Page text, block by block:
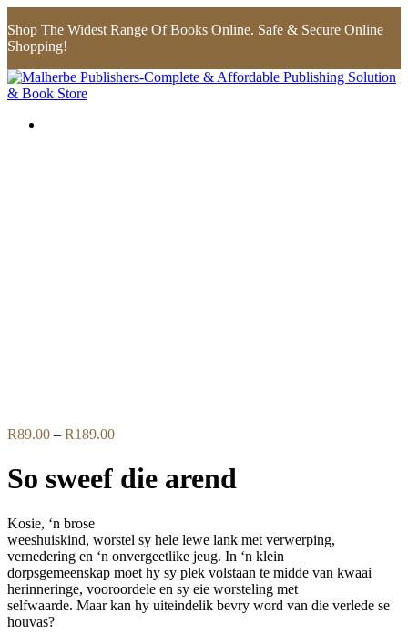
Shop The Widest Range Of Books Online. Safe & Secure Online
Shopping!
R89.00 – R189.00Price
R89.00
through
So sweef die arend
Kosie, ‘n brose
weeshuiskind, worstel sy hele lewe lank met verwerping,
vernedering en ‘n onvergeetlike jeug. In ‘n klein
dorpsgemeenskap moet hy sy plek volstaan te midde van kwaai
herinneringe, vooroordele en sy eie worsteling met
selfwaarde. Maar kan hy uiteindelik bevry word van die verlede se
houvas?